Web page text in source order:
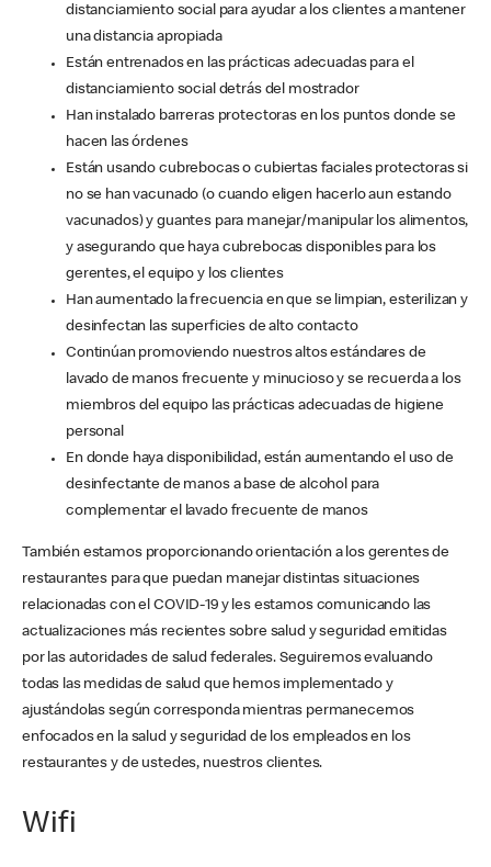
distanciamiento social para ayudar a los clientes a mantener
una distancia apropiada
Están entrenados en las prácticas adecuadas para el
distanciamiento social detrás del mostrador
Han instalado barreras protectoras en los puntos donde se
hacen las órdenes
Están usando cubrebocas o cubiertas faciales protectoras si
no se han vacunado (o cuando eligen hacerlo aun estando
vacunados) y guantes para manejar/manipular los alimentos,
y asegurando que haya cubrebocas disponibles para los
gerentes, el equipo y los clientes
Han aumentado la frecuencia en que se limpian, esterilizan y
desinfectan las superficies de alto contacto
Continúan promoviendo nuestros altos estándares de
lavado de manos frecuente y minucioso y se recuerda a los
miembros del equipo las prácticas adecuadas de higiene
personal
En donde haya disponibilidad, están aumentando el uso de
desinfectante de manos a base de alcohol para
complementar el lavado frecuente de manos
También estamos proporcionando orientación a los gerentes de
restaurantes para que puedan manejar distintas situaciones
relacionadas con el COVID-19 y les estamos comunicando las
actualizaciones más recientes sobre salud y seguridad emitidas
por las autoridades de salud federales. Seguiremos evaluando
todas las medidas de salud que hemos implementado y
ajustándolas según corresponda mientras permanecemos
enfocados en la salud y seguridad de los empleados en los
restaurantes y de ustedes, nuestros clientes.
Wifi